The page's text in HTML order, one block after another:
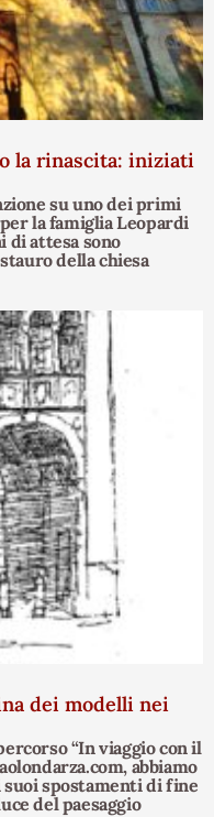
la rinascita: iniziati
su uno dei primi
la famiglia Leopardi
di attesa sono
della chiesa
dei modelli nei
“In viaggio con il
abbiamo
spostamenti di fine
del paesaggio